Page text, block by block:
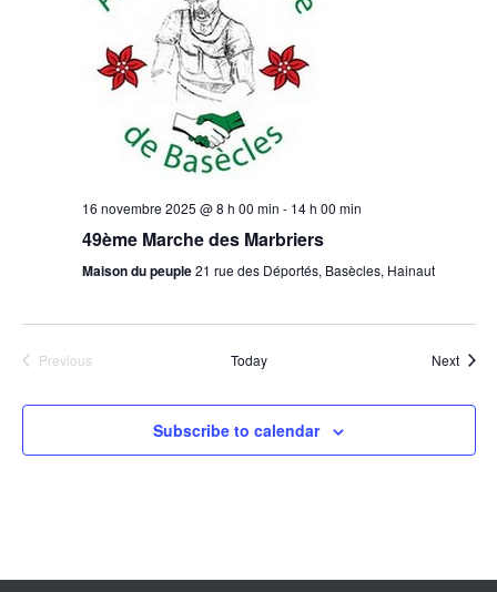
16 novembre 2025 @ 8 h 00 min - 14 h 00 min
49ème Marche des Marbriers
Maison du peuple21 rue des Déportés, Basècles, Hainaut
Previous
Today Next
Subscribe to calendar